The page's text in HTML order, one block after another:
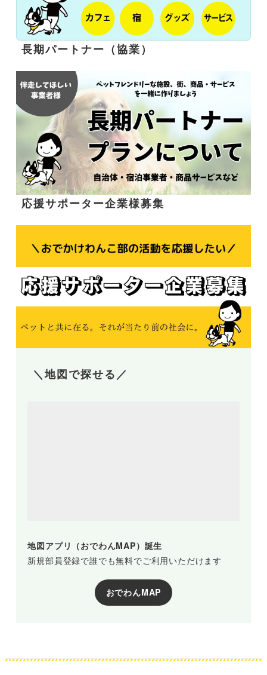
長期パートナー（協業）
応援サポーター企業様募集
＼地図で探せる／
地図アプリ（おでわんMAP）誕生
新規部員登録で誰でも無料でご利用いただけます
おでわんMAP